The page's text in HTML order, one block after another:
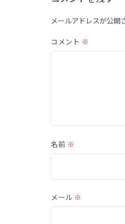
メールアドレスが公開
コメント ※
名前 ※
メール ※